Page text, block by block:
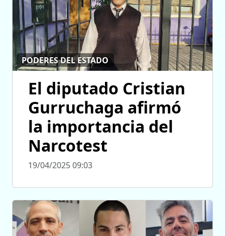
PODERES DEL ESTADO
El diputado Cristian
Gurruchaga afirmó
la importancia del
Narcotest
19/04/2025 09:03